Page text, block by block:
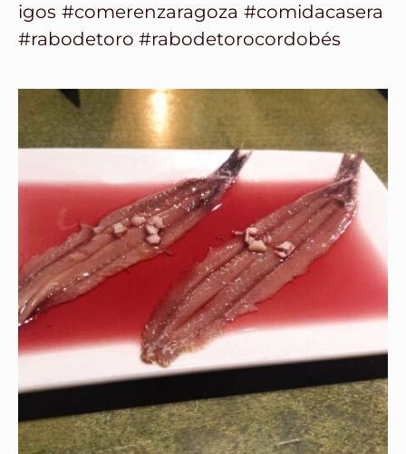
igos #comerenzaragoza #comidacasera
#rabodetoro #rabodetorocordobés